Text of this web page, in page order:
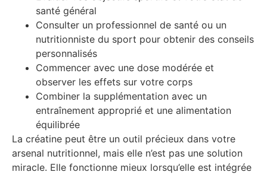
santé général
Consulter un professionnel de santé ou un
nutritionniste du sport pour obtenir des conseils
personnalisés
Commencer avec une dose modérée et
observer les effets sur votre corps
Combiner la supplémentation avec un
entraînement approprié et une alimentation
équilibrée
La créatine peut être un outil précieux dans votre
arsenal nutritionnel, mais elle n’est pas une solution
miracle. Elle fonctionne mieux lorsqu’elle est intégrée